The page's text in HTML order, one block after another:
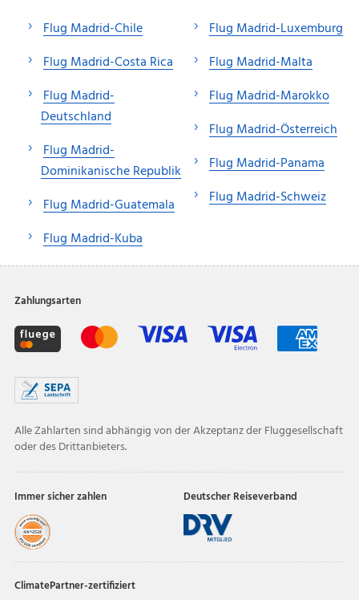
Flug Madrid-Chile
Flug Madrid-Costa Rica
Flug Madrid-
Deutschland
Flug Madrid-
Dominikanische Republik
Flug Madrid-Guatemala
Flug Madrid-Kuba
Flug Madrid-Luxemburg
Flug Madrid-Malta
Flug Madrid-Marokko
Flug Madrid-Österreich
Flug Madrid-Panama
Flug Madrid-Schweiz